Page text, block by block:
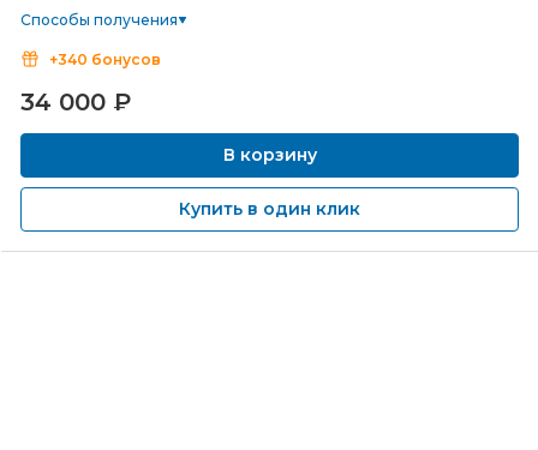
Способы получения
+340 бонусов
34 000 ₽
В корзину
Купить в один клик